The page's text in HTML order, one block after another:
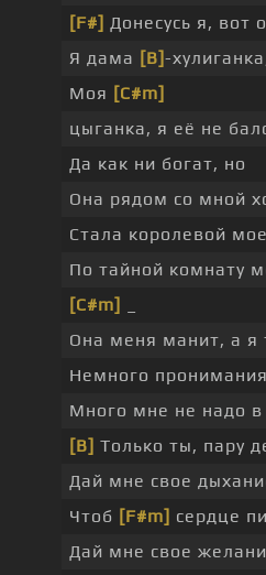
[F#] Донесусь я, вот
Я дама [B]-
Моя [C#m]
цыганка, я её не
Да как ни богат, но
Она рядом со мной
Стала королевой
По тайной комнату
[C#m]
Она меня манит, а я
Немного
Много мне не надо
[B] Только ты, пару
Дай мне свое
Чтоб [F#m] сердце
Дай мне свое